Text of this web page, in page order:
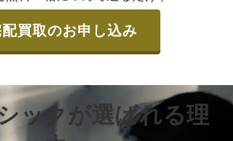
買取のお申し込み
ックが選ばれる理